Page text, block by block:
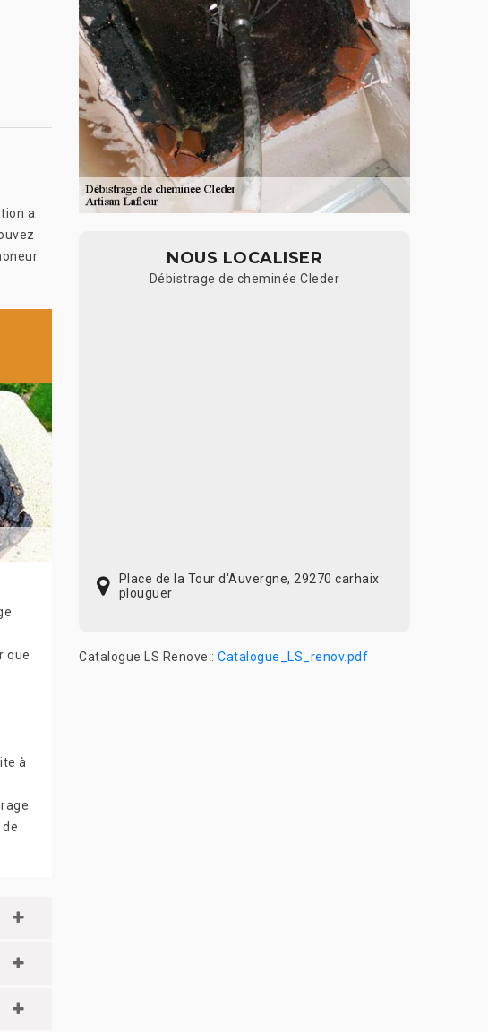
a
que
à
NOUS LOCALISER
Débistrage de cheminée Cleder
Place de la Tour d'Auvergne, 29270 carhaix
plouguer
Catalogue LS Renove : Catalogue_LS_renov.pdf